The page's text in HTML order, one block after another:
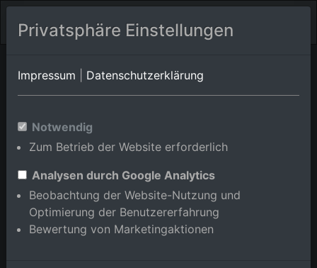
Trappstadt Bayern
Luftbildalbum von
Trappstadt/Alsleben in Bayern,
Deutschland
Privatsphäre Einstellungen
Impressum Datenschutzerklärung
Notwendig
Zum Betrieb der Website erforderlich
Analysen durch Google Analytics
Beobachtung der Website-Nutzung und
Optimierung der Benutzererfahrung
Bewertung von Marketingaktionen